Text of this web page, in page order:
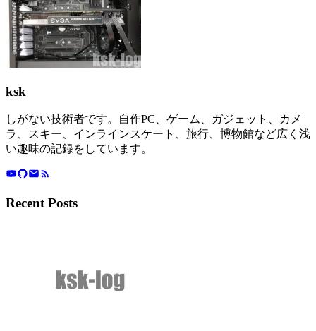
ksk
しがない技術者です。自作PC、ゲーム、ガジェット、カメ
ラ、スキー、インラインスケート、旅行、博物館など広く浅
い趣味の記録をしています。
Recent Posts